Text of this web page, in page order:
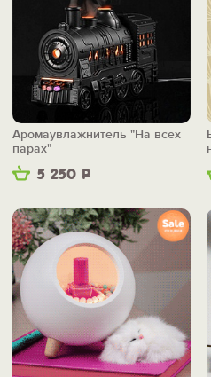
5 250 Р
Аромаувлажнитель "На всех
парах"